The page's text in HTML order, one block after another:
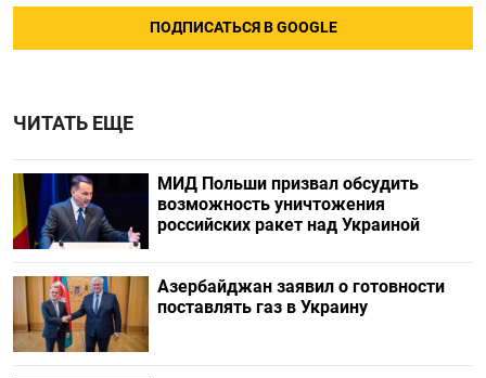
ПОДПИСАТЬСЯ В GOOGLE
ЧИТАТЬ ЕЩЕ
МИД Польши призвал обсудить
возможность уничтожения
российских ракет над Украиной
Азербайджан заявил о готовности
поставлять газ в Украину